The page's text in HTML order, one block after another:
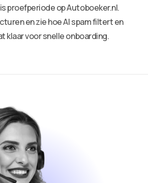
proefperiode op Autoboeker.nl.
en zie hoe AI spam filtert en
klaar voor snelle onboarding.